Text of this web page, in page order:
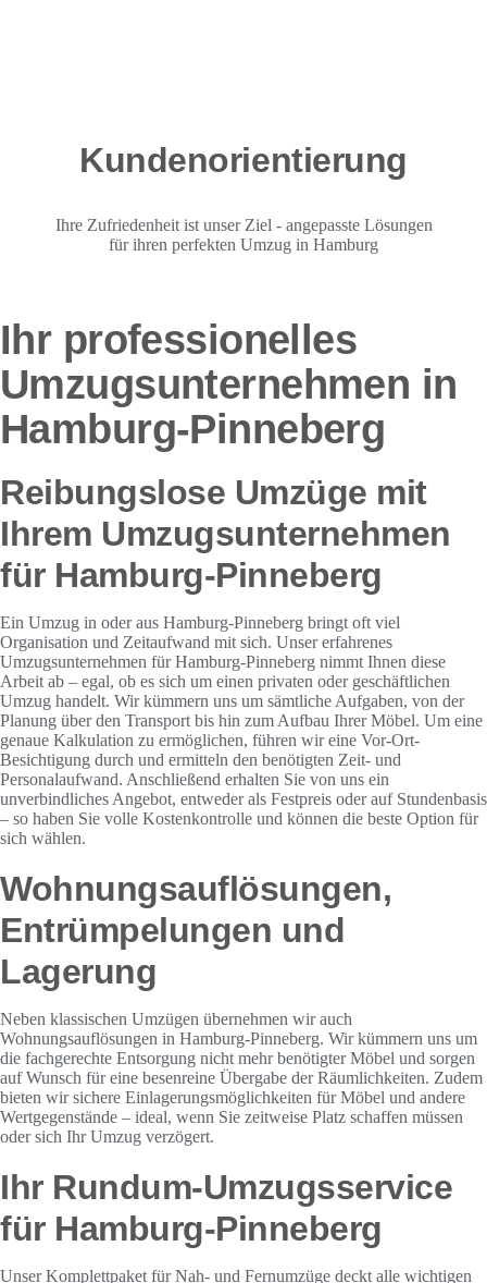
Kundenorientierung
Ihre Zufriedenheit ist unser Ziel - angepasste Lösungen
für ihren perfekten Umzug in Hamburg
Ihr professionelles
Umzugsunternehmen in
Hamburg-Pinneberg
Reibungslose Umzüge mit
Ihrem Umzugsunternehmen
für Hamburg-Pinneberg
Ein Umzug in oder aus Hamburg-Pinneberg bringt oft viel
Organisation und Zeitaufwand mit sich. Unser erfahrenes
Umzugsunternehmen für Hamburg-Pinneberg nimmt Ihnen diese
Arbeit ab – egal, ob es sich um einen privaten oder geschäftlichen
Umzug handelt. Wir kümmern uns um sämtliche Aufgaben, von der
Planung über den Transport bis hin zum Aufbau Ihrer Möbel. Um eine
genaue Kalkulation zu ermöglichen, führen wir eine Vor-Ort-
Besichtigung durch und ermitteln den benötigten Zeit- und
Personalaufwand. Anschließend erhalten Sie von uns ein
unverbindliches Angebot, entweder als Festpreis oder auf Stundenbasis
– so haben Sie volle Kostenkontrolle und können die beste Option für
sich wählen.
Wohnungsauflösungen,
Entrümpelungen und
Lagerung
Neben klassischen Umzügen übernehmen wir auch
Wohnungsauflösungen in Hamburg-Pinneberg. Wir kümmern uns um
die fachgerechte Entsorgung nicht mehr benötigter Möbel und sorgen
auf Wunsch für eine besenreine Übergabe der Räumlichkeiten. Zudem
bieten wir sichere Einlagerungsmöglichkeiten für Möbel und andere
Wertgegenstände – ideal, wenn Sie zeitweise Platz schaffen müssen
oder sich Ihr Umzug verzögert.
Ihr Rundum-Umzugsservice
für Hamburg-Pinneberg
Unser Komplettpaket für Nah- und Fernumzüge deckt alle wichtigen